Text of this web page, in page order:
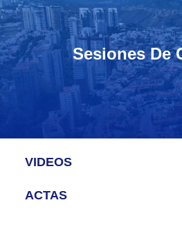
Sesiones De
VIDEOS
ACTAS